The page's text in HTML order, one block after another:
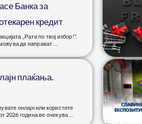
Банка за
кредит
„Рати по твој избор!“.
да направат …
плаќања.
онлајн или користите
2026 година ве очекува …